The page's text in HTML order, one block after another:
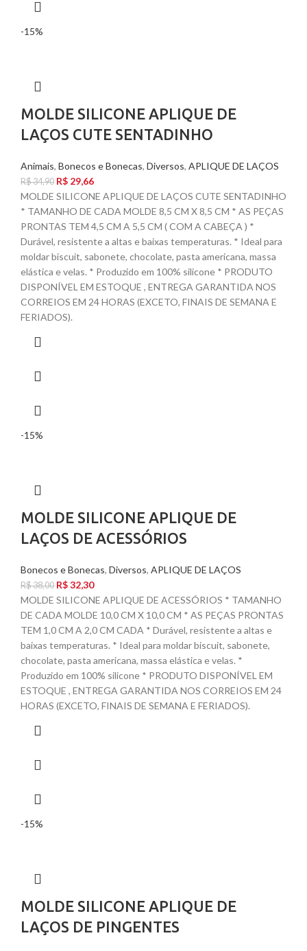
-15%
MOLDE SILICONE APLIQUE DE
LAÇOS CUTE SENTADINHO
Animais, Bonecos e Bonecas, Diversos, APLIQUE DE LAÇOS
R$34,90 R$ 29,66
MOLDE SILICONE APLIQUE DE LAÇOS CUTE SENTADINHO
* TAMANHO DE CADA MOLDE 8,5 CM X 8,5 CM * AS PEÇAS
PRONTAS TEM 4,5 CM A 5,5 CM ( COM A CABEÇA ) *
Durável, resistente a altas e baixas temperaturas. * Ideal para
moldar biscuit, sabonete, chocolate, pasta americana, massa
elástica e velas. * Produzido em 100% silicone * PRODUTO
DISPONÍVEL EM ESTOQUE , ENTREGA GARANTIDA NOS
CORREIOS EM 24 HORAS (EXCETO, FINAIS DE SEMANA E
FERIADOS).
-15%
MOLDE SILICONE APLIQUE DE
LAÇOS DE ACESSÓRIOS
Bonecos e Bonecas, Diversos, APLIQUE DE LAÇOS
R$38,00 R$32,30
MOLDE SILICONE APLIQUE DE ACESSÓRIOS * TAMANHO
DE CADA MOLDE 10,0 CM X 10,0 CM * AS PEÇAS PRONTAS
TEM 1,0 CM A 2,0 CM CADA * Durável, resistente a altas e
baixas temperaturas. * Ideal para moldar biscuit, sabonete,
chocolate, pasta americana, massa elástica e velas. *
Produzido em 100% silicone * PRODUTO DISPONÍVEL EM
ESTOQUE , ENTREGA GARANTIDA NOS CORREIOS EM 24
HORAS (EXCETO, FINAIS DE SEMANA E FERIADOS).
-15%
MOLDE SILICONE APLIQUE DE
LAÇOS DE PINGENTES